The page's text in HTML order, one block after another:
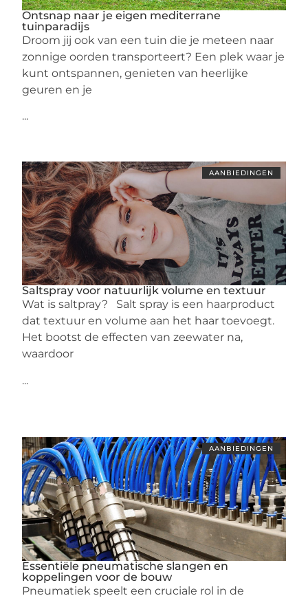
Ontsnap naar je eigen mediterrane
tuinparadijs
Droom jij ook van een tuin die je meteen naar
zonnige oorden transporteert? Een plek waar je
kunt ontspannen, genieten van heerlijke
geuren en je
...
AANBIEDINGEN
Saltspray voor natuurlijk volume en textuur
Wat is saltpray? Salt spray is een haarproduct
dat textuur en volume aan het haar toevoegt.
Het bootst de effecten van zeewater na,
waardoor
...
AANBIEDINGEN
Essentiële pneumatische slangen en
koppelingen voor de bouw
Pneumatiek speelt een cruciale rol in de